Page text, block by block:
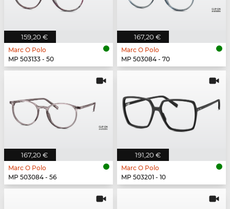
159,20 €
Marc O Polo
MP 503133 - 50
167,20 €
Marc O Polo
MP 503084 - 70
167,20 €
Marc O Polo
MP 503084 - 56
191,20 €
Marc O Polo
MP 503201 - 10